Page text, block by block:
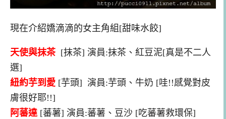
現在介紹嬌滴滴的女主角組[甜味水餃]
天使與抹茶[抹茶] 演員:抹茶、紅豆泥[真是不二人
選]
紐約芋到愛 [芋頭] 演員:芋頭、牛奶 [哇!!感覺對皮
膚很好耶!!]
阿蕃達[蕃薯] 演員:蕃薯、豆沙 [吃蕃薯救環保]